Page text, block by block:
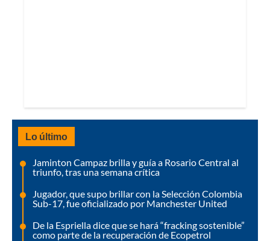
Lo último
Jaminton Campaz brilla y guía a Rosario Central al
triunfo, tras una semana crítica
Jugador, que supo brillar con la Selección Colombia
Sub-17, fue oficializado por Manchester United
De la Espriella dice que se hará “fracking sostenible”
como parte de la recuperación de Ecopetrol